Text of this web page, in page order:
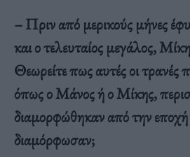
– Πριν από μερικούς μήνες
και ο τελευταίος μεγάλος,
Θεωρείτε πως αυτές οι τρανές
όπως ο Μάνος ή ο Μίκης,
διαμορφώθηκαν από την εποχή
διαμόρφωσαν;